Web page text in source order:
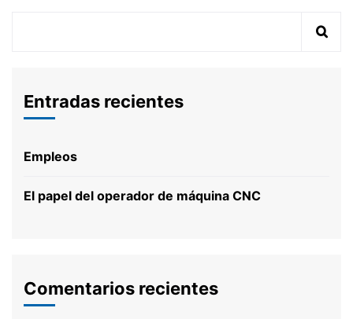
Entradas recientes
Empleos
El papel del operador de máquina CNC
Comentarios recientes